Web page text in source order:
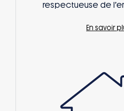
respectueuse de
En savoir